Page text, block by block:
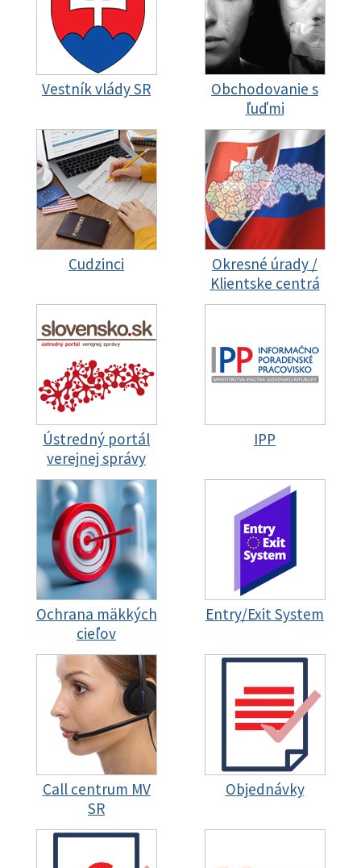
Vestník vlády SR
Obchodovanie s
ľuďmi
Cudzinci
Okresné úrady /
Klientske centrá
Ústredný portál
verejnej správy
IPP
Ochrana mäkkých
cieľov
Entry/Exit System
Call centrum MV
SR
Objednávky